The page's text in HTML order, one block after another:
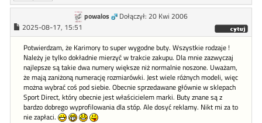
powalos
Dołączył: 20 Kwi 2006
2025-08-17, 15:51
Potwierdzam, że Karimory to super wygodne buty. Wszystkie rodzaje !
Należy je tylko dokładnie mierzyć w trakcie zakupu. Dla mnie zazwyczaj
najlepsze są takie dwa numery większe niż normalnie noszone. Uważam,
że mają zaniżoną numerację rozmiarówki. Jest wiele różnych modeli, więc
można wybrać coś pod siebie. Obecnie sprzedawane głównie w sklepach
Sport Direct, który obecnie jest właścicielem marki. Buty znane są z
bardzo dobrego wyprofilowania dla stóp. Ale dosyć reklamy. Nikt mi za to
nie zapłaci.